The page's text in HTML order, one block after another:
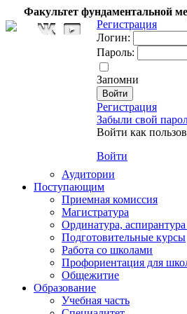
Факультет
Регистрация
Логин:
Пароль:
Запомни
Регистрация
Забыли свой
Войти как
Войти
Аудитории
Поступающим
Приемная комиссия
Магистратура
Ординатура,
Подготовительные курсы
Работа со школами
Профориентация для
Общежитие
Образование
Учебная часть